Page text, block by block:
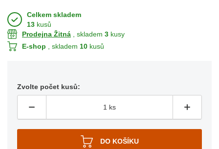
Celkem skladem
13 kusů
Prodejna Žitná , skladem 3 kusy
E-shop , skladem 10 kusů
Zvolte počet kusů: